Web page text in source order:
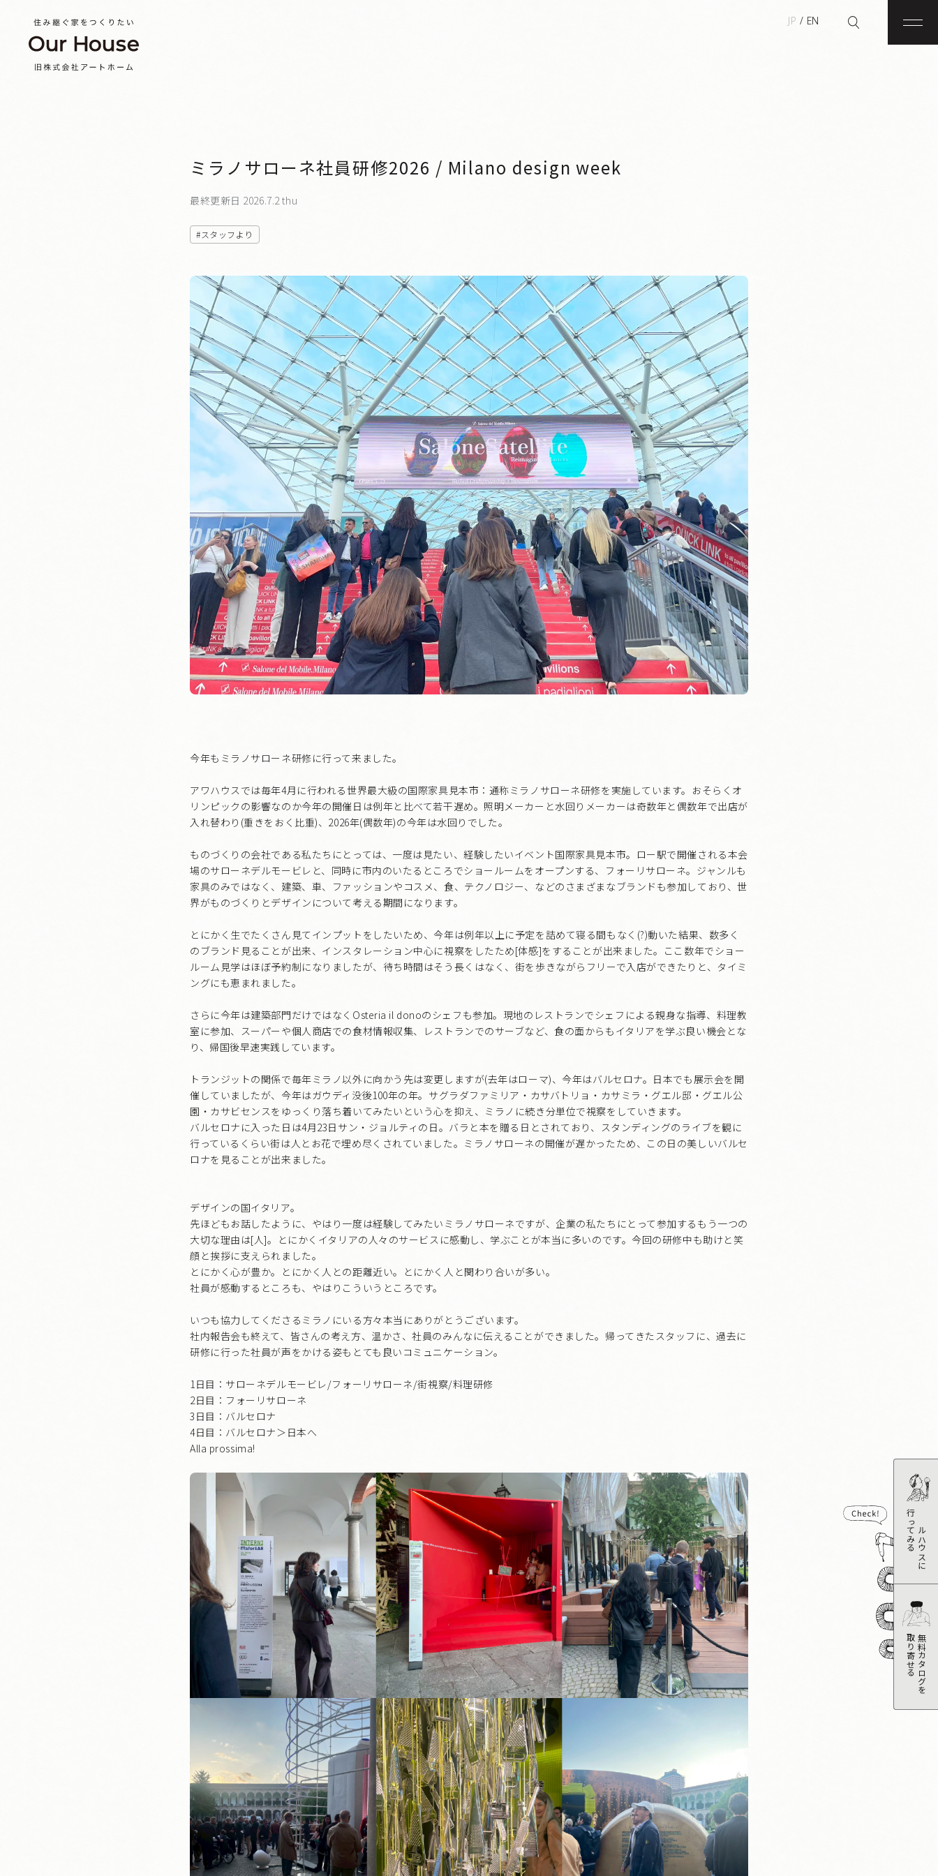
JP / EN
メニ
ミラノサローネ社員研修2026 / Milano design week
最終更新日 2026.7.2 thu
スタッフより
今年もミラノサローネ研修に行って来ました。
アワハウスでは毎年4月に行われる世界最大級の国際家具見本市：通称ミラノサローネ研修を実施しています。おそらくオ
リンピックの影響なのか今年の開催日は例年と比べて若干遅め。照明メーカーと水回りメーカーは奇数年と偶数年で出店が
入れ替わり(重きをおく比重)、2026年(偶数年)の今年は水回りでした。
ものづくりの会社である私たちにとっては、一度は見たい、経験したいイベント国際家具見本市。ロー駅で開催される本会
場のサローネデルモービレと、同時に市内のいたるところでショールームをオープンする、フォーリサローネ。ジャンルも
家具のみではなく、建築、車、ファッションやコスメ、食、テクノロジー、などのさまざまなブランドも参加しており、世
界がものづくりとデザインについて考える期間になります。
とにかく生でたくさん見てインプットをしたいため、今年は例年以上に予定を詰めて寝る間もなく(?)動いた結果、数多く
のブランド見ることが出来、インスタレーション中心に視察をしたため[体感]をすることが出来ました。ここ数年でショー
ルーム見学はほぼ予約制になりましたが、待ち時間はそう長くはなく、街を歩きながらフリーで入店ができたりと、タイミ
ングにも恵まれました。
さらに今年は建築部門だけではなくOsteria il donoのシェフも参加。現地のレストランでシェフによる親身な指導、料理教
室に参加、スーパーや個人商店での食材情報収集、レストランでのサーブなど、食の面からもイタリアを学ぶ良い機会とな
り、帰国後早速実践しています。
トランジットの関係で毎年ミラノ以外に向かう先は変更しますが(去年はローマ)、今年はバルセロナ。日本でも展示会を開
催していましたが、今年はガウディ没後100年の年。サグラダファミリア・カサバトリョ・カサミラ・グエル邸・グエル公
園・カサビセンスをゆっくり落ち着いてみたいという心を抑え、ミラノに続き分単位で視察をしていきます。
バルセロナに入った日は4月23日サン・ジョルティの日。バラと本を贈る日とされており、スタンディングのライブを観に
行っているくらい街は人とお花で埋め尽くされていました。ミラノサローネの開催が遅かったため、この日の美しいバルセ
ロナを見ることが出来ました。
デザインの国イタリア。
先ほどもお話したように、やはり一度は経験してみたいミラノサローネですが、企業の私たちにとって参加するもう一つの
大切な理由は[人]。とにかくイタリアの人々のサービスに感動し、学ぶことが本当に多いのです。今回の研修中も助けと笑
顔と挨拶に支えられました。
とにかく心が豊か。とにかく人との距離近い。とにかく人と関わり合いが多い。
社員が感動するところも、やはりこういうところです。
いつも協力してくださるミラノにいる方々本当にありがとうございます。
社内報告会も終えて、皆さんの考え方、温かさ、社員のみんなに伝えることができました。帰ってきたスタッフに、過去に
研修に行った社員が声をかける姿もとても良いコミュニケーション。
1日目：サローネデルモービレ/フォーリサローネ/街視察/料理研修
2日目：フォーリサローネ
3日目：バルセロナ
4日目：バルセロナ＞日本へ
Alla prossima!
モデルハウスに
行ってみる
無料カタログを
取り寄せる